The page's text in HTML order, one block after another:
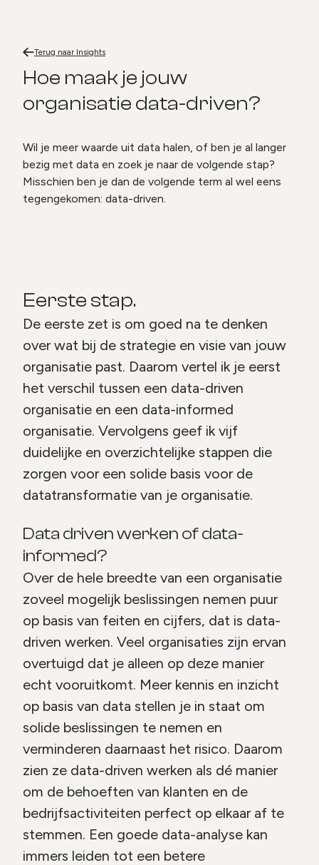
Terug naarHome
Terug naar Insights
Hoe maak je jouw organisatie data-driven?
Hoe maak je jouw organisatie
Hoe maak je jouw
organisatie data-driven?
Wil je meer waarde uit data halen, of ben je al langer
bezig met data en zoek je naar de volgende stap?
Misschien ben je dan de volgende term al wel eens
tegengekomen: data-driven.
Eerste stap.
De eerste zet is om goed na te denken
over wat bij de strategie en visie van jouw
organisatie past. Daarom vertel ik je eerst
het verschil tussen een data-driven
organisatie en een data-informed
organisatie. Vervolgens geef ik vijf
duidelijke en overzichtelijke stappen die
zorgen voor een solide basis voor de
datatransformatie van je organisatie.
Data driven werken of data-
informed?
Over de hele breedte van een organisatie
zoveel mogelijk beslissingen nemen puur
op basis van feiten en cijfers, dat is data-
driven werken. Veel organisaties zijn ervan
overtuigd dat je alleen op deze manier
echt vooruitkomt. Meer kennis en inzicht
op basis van data stellen je in staat om
solide beslissingen te nemen en
verminderen daarnaast het risico. Daarom
zien ze data-driven werken als dé manier
om de behoeften van klanten en de
bedrijfsactiviteiten perfect op elkaar af te
stemmen. Een goede data-analyse kan
immers leiden tot een betere